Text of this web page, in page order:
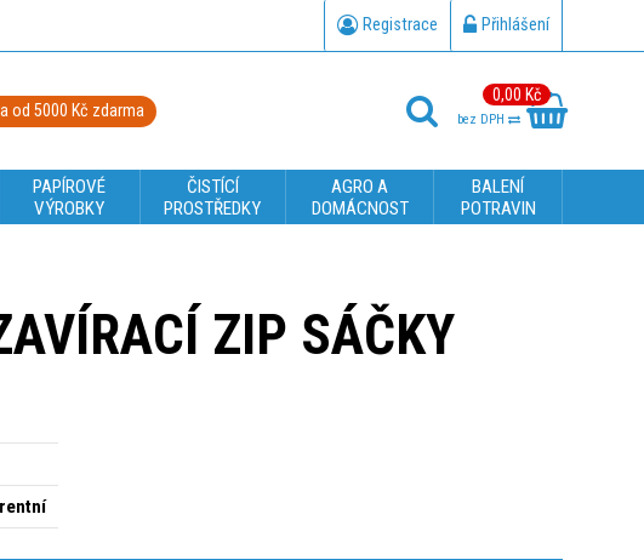
Registrace Přihlášení
od 5000 Kč zdarma
0,00 Kč
bez DPH
PAPÍROVÉ
VÝROBKY
ČISTÍCÍ
PROSTŘEDKY
AGRO A
DOMÁCNOST
BALENÍ
POTRAVIN
ZIP SÁČKY